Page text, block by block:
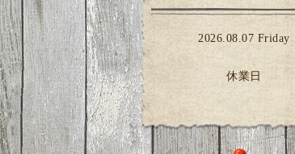
2026.08.07 Friday
休業日